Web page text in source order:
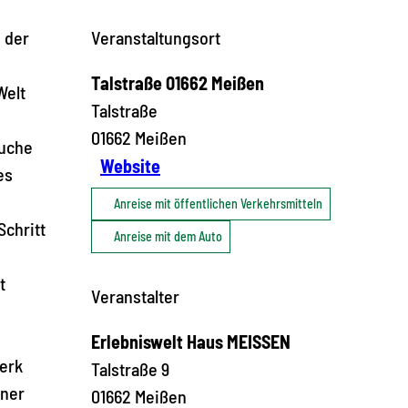
der
Veranstaltungsort
Talstraße 01662 Meißen
Talstraße
01662 Meißen
Website
Anreise mit öffentlichen Verkehrsmitteln
Anreise mit dem Auto
Veranstalter
Erlebniswelt Haus MEISSEN
Talstraße 9
01662 Meißen